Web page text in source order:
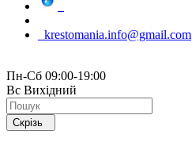
krestomania.info@gmail.com
Пн-Сб 09:00-19:00
Вс Вихідний
Скрізь